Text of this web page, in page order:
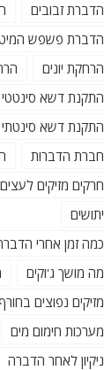
הדברת זבובים
הדברת פשפש
הרחקת יונים
התקנת דשא סינטטי
התקנת דשא סינטתי
חברת הדברות
חרקים מזיקים לעצים
יתושים
כמה זמן אחרי
מה מושך ג'וקים
מזיקים נפוצים
מערכות חימום מים
ניקיון לאחר הדברה